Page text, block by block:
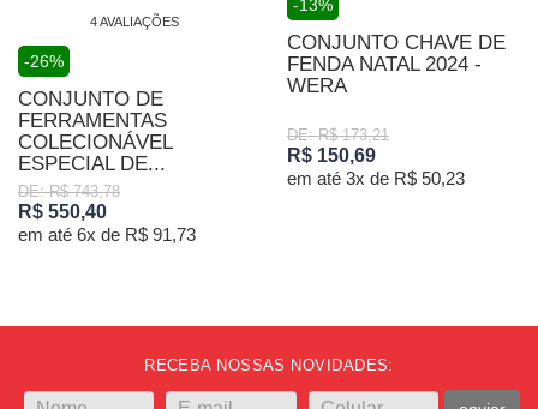
4 AVALIAÇÕES
-26%
CONJUNTO DE
FERRAMENTAS
COLECIONÁVEL
ESPECIAL DE...
DE: R$ 743,78
R$ 550,40
em até 6x de R$ 91,73
-13%
CONJUNTO CHAVE DE
FENDA NATAL 2024 -
WERA
DE: R$ 173,21
R$ 150,69
em até 3x de R$ 50,23
RECEBA NOSSAS NOVIDADES: